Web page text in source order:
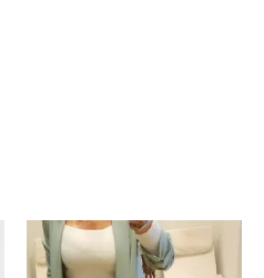
produit